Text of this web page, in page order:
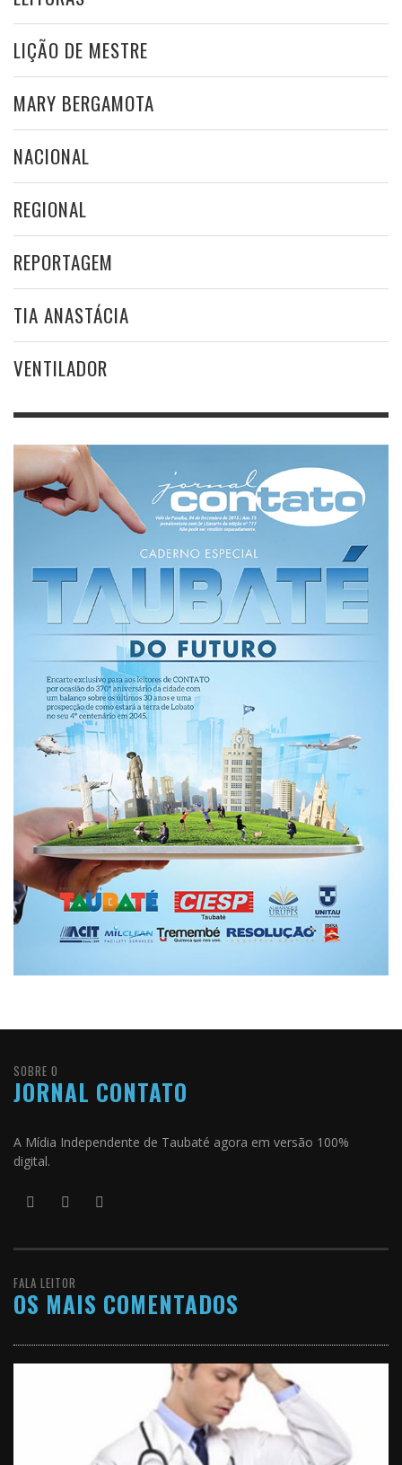
LIÇÃO DE MESTRE
MARY BERGAMOTA
NACIONAL
REGIONAL
REPORTAGEM
TIA ANASTÁCIA
VENTILADOR
SOBRE O
JORNAL CONTATO
A Mídia Independente de Taubaté agora em versão 100%
digital.
FALA LEITOR
OS MAIS COMENTADOS